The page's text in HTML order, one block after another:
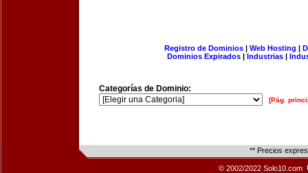
Registro de Dominios| Web Hosting |
Dominios Expirados | Industrias |
Categorías de Dominio:
[Pág.
** Precios
© 2002/2022 Solo10.com